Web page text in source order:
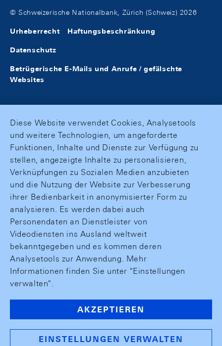
© Schweizerische Nationalbank, Zürich (Schweiz) 2026
Urheberrecht Haftungsbeschränkung
Datenschutz
Betrügerische E-Mails und Anrufe / gefälschte
Websites
Diese Website verwendet Cookies, Analysetools
und weitere Technologien, um angeforderte
Funktionen, Inhalte und Dienste zur Verfügung zu
stellen, angezeigte Inhalte zu personalisieren,
Verknüpfungen zu Sozialen Medien anzubieten
und die Nutzung der Website zur Verbesserung
ihrer Bedienbarkeit in anonymisierter Form zu
analysieren. Es werden dabei auch
Personendaten an Dienstleister von
Videodiensten ins Ausland weltweit
bekanntgegeben und es kommen deren
Analysetools zur Anwendung. Mehr
Informationen finden Sie unter "Einstellungen
verwalten".
AKZEPTIEREN
EINSTELLUNGEN VERWALTEN